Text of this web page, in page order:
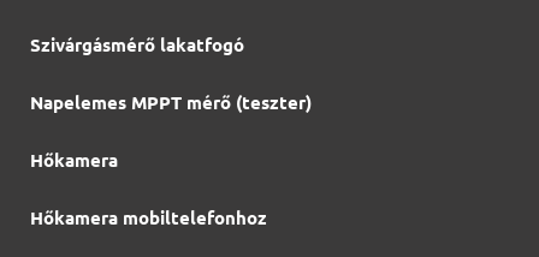
Szivárgásmérő lakatfogó
Napelemes MPPT mérő (teszter)
Hőkamera
Hőkamera mobiltelefonhoz